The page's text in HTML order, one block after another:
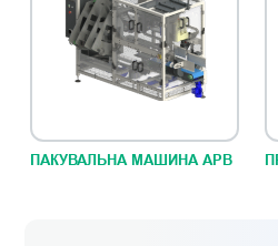
ПАКУВАЛЬНА МАШИНА АРВ